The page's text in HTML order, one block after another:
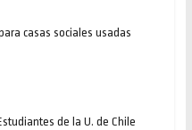
casas sociales usadas
de la U. de Chile